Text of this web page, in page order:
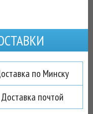
по Минску
Доставка почтой